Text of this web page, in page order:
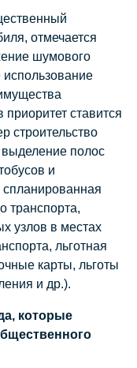
отмечается
шумового
приоритет ставится
строительство
полос
и
спланированная
транспорта,
узлов в местах
льготная
карты, льготы
и др.).
которые